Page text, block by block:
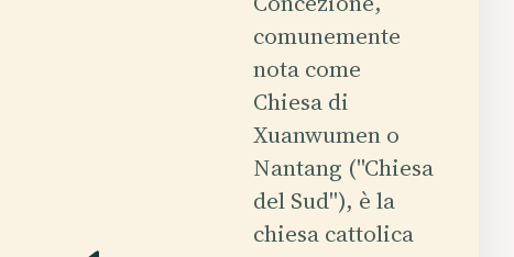
comunemente
nota come
Chiesa di
Xuanwumen o
Nantang ("Chiesa
del Sud"), è la
chiesa cattolica